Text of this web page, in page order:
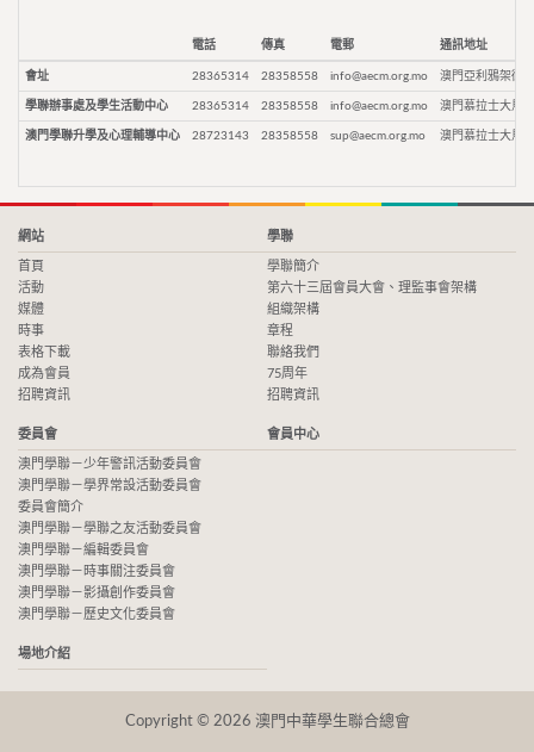
電話 傳真 電郵 通訊地址
會址 28365314 28358558 info@aecm.org.mo 澳門亞利鴉架街9
學聯辦事處及學生活動中心 28365314 28358558 info@aecm.org.mo 澳門慕拉士大馬
澳門學聯升學及心理輔導中心 28723143 28358558 sup@aecm.org.mo 澳門慕拉士大馬
網站
首頁
活動
媒體
時事
表格下載
成為會員
招聘資訊
學聯
學聯簡介
第六十三屆會員大會、理監事會架構
組織架構
章程
聯絡我們
75周年
招聘資訊
委員會
澳門學聯－少年警訊活動委員會
澳門學聯－學界常設活動委員會
委員會簡介
澳門學聯－學聯之友活動委員會
澳門學聯－編輯委員會
澳門學聯－時事關注委員會
澳門學聯－影攝創作委員會
澳門學聯－歷史文化委員會
會員中心
場地介紹
Copyright © 2026 澳門中華學生聯合總會